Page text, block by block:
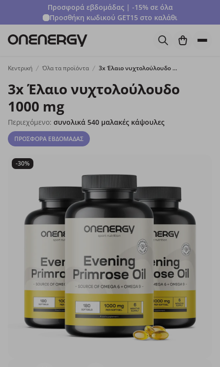
Προσφορά εβδομάδας | -15% σε όλα
Προσθήκη κωδικού GET15 στο καλάθι
Κεντρική Όλα τα προϊόντα 3x Έλαιο νυχτολούλουδο 1000 mg
3x Έλαιο νυχτολούλουδο
1000 mg
Περιεχόμενο: συνολικά 540 μαλακές κάψουλες
ΠΡΟΣΦΟΡΑ ΕΒΔΟΜΑΔΑΣ
-30%